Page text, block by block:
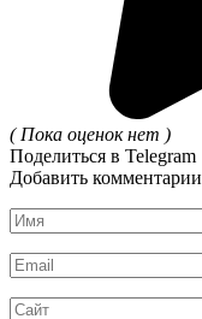
( Пока оценок нет )
Поделиться в Telegram
Добавить комментарии
Имя
*
Email
*
Сайт